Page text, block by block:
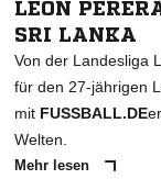
LEON
SRI LANKA
Von der Landesliga
für den 27-jährigen
mit FUSSBALL.DE
Welten.
Mehr lesen